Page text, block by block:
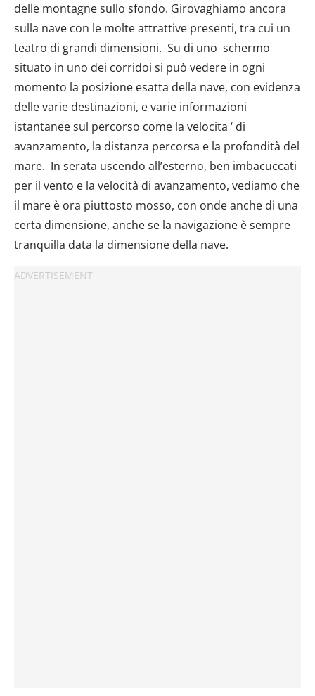
delle montagne sullo sfondo. Girovaghiamo ancora
sulla nave con le molte attrattive presenti, tra cui un
teatro di grandi dimensioni. Su di uno schermo
situato in uno dei corridoi si può vedere in ogni
momento la posizione esatta della nave, con evidenza
delle varie destinazioni, e varie informazioni
istantanee sul percorso come la velocita ‘ di
avanzamento, la distanza percorsa e la profondità del
mare. In serata uscendo all’esterno, ben imbacuccati
per il vento e la velocità di avanzamento, vediamo che
il mare è ora piuttosto mosso, con onde anche di una
certa dimensione, anche se la navigazione è sempre
tranquilla data la dimensione della nave.